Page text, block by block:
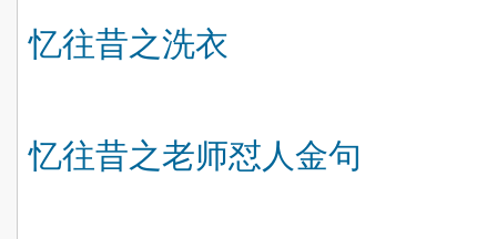
忆往昔之洗衣
忆往昔之老师怼人金句